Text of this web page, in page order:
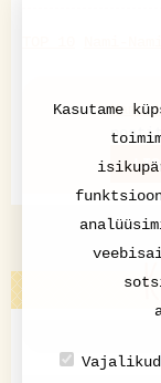
Nami-
Kasutame
Vajalikud